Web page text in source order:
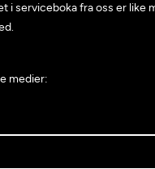
i serviceboka fra oss er like
medier: